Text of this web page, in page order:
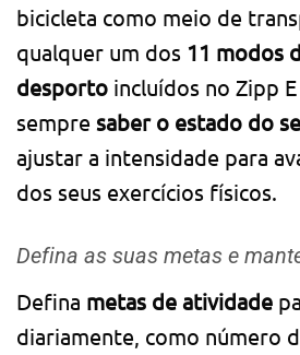
bicicleta como meio de
qualquer um dos 11 modos
desporto incluídos no Zipp
sempre saber o estado do
ajustar a intensidade para
dos seus exercícios físicos.
Defina as suas metas e
Defina metas de atividade
diariamente, como número